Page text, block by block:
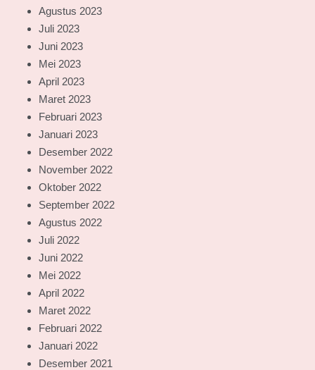
Agustus 2023
Juli 2023
Juni 2023
Mei 2023
April 2023
Maret 2023
Februari 2023
Januari 2023
Desember 2022
November 2022
Oktober 2022
September 2022
Agustus 2022
Juli 2022
Juni 2022
Mei 2022
April 2022
Maret 2022
Februari 2022
Januari 2022
Desember 2021